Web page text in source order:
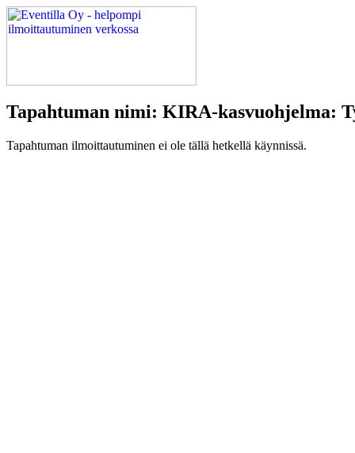
Tapahtuman nimi: KIRA-kasvuohjelma:
Tapahtuman ilmoittautuminen ei ole tällä hetkellä käynnissä.